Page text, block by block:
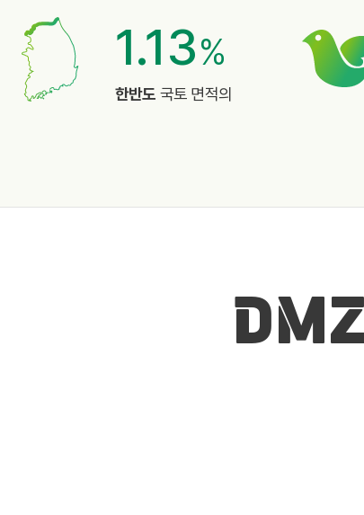
1.13%
한반도 국토 면적의